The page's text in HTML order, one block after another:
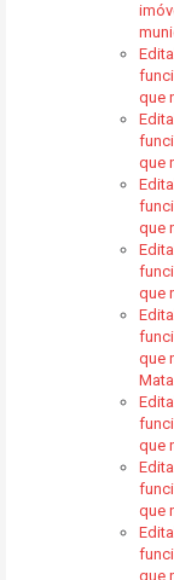
que
que
que
que
que
que
que
que